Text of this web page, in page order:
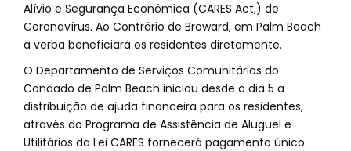
Alívio e Segurança Econômica (CARES Act,) de
Coronavírus. Ao Contrário de Broward, em Palm Beach
a verba beneficiará os residentes diretamente.
O Departamento de Serviços Comunitários do
Condado de Palm Beach iniciou desde o dia 5 a
distribuição de ajuda financeira para os residentes,
através do Programa de Assistência de Aluguel e
Utilitários da Lei CARES fornecerá pagamento único